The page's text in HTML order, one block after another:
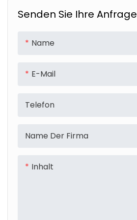
Senden Sie Ihre Anfrage
Name
E-Mail
Telefon
Name Der Firma
Inhalt